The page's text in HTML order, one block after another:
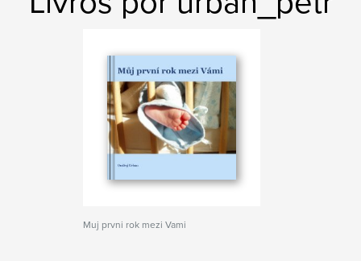
Muj prvni rok mezi Vami